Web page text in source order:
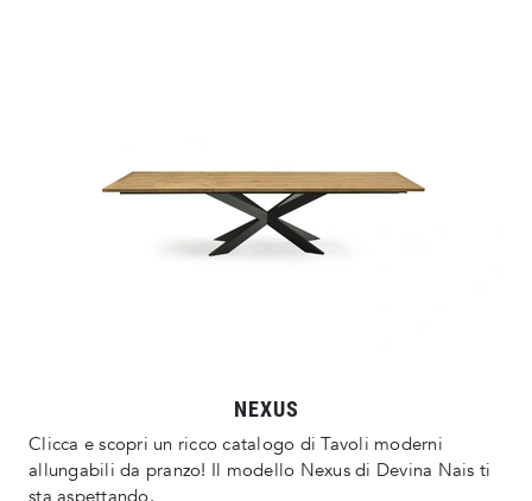
NEXUS
Clicca e scopri un ricco catalogo di Tavoli moderni
allungabili da pranzo! Il modello Nexus di Devina Nais ti